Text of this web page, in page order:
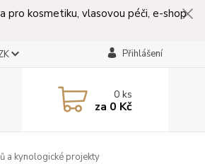
pro kosmetiku, vlasovou péči, e-shop
Přihlášení
0ks
za 0 Kč
a kynologické projekty